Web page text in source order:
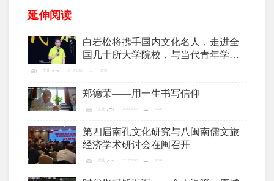
十所大学院校，与当代青年学生进行真诚、有价值
延伸阅读
白岩松将携手国内文化名人，走进全
国几十所大学院校，与当代青年学生
进行真诚、有价值的人生“对话”
文化 12/19/2023 3579
郑德荣——用一生书写信仰
文化 12/28/2023 3526
第四届南孔文化研究与八闽南儒文旅
经济学术研讨会在闽召开
文化 12/17/2023 3320